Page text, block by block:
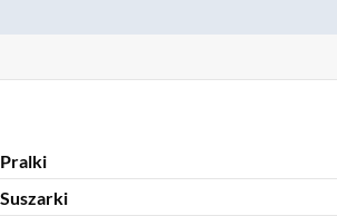
Pralki
Suszarki